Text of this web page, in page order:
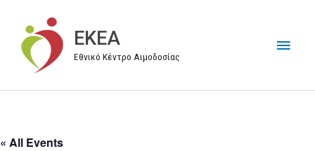
περιεχόμενο
EKEA
Εθνικό Κέντρο Αιμοδοσίας
« All Events